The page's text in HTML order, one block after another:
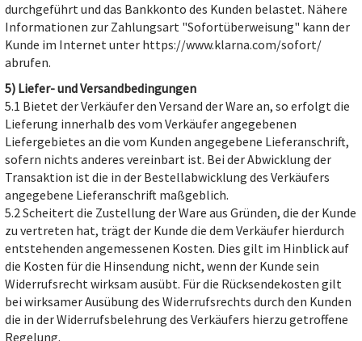
durchgeführt und das Bankkonto des Kunden belastet. Nähere
Informationen zur Zahlungsart "Sofortüberweisung" kann der
Kunde im Internet unter https://www.klarna.com/sofort/
abrufen.
5) Liefer- und Versandbedingungen
5.1 Bietet der Verkäufer den Versand der Ware an, so erfolgt die
Lieferung innerhalb des vom Verkäufer angegebenen
Liefergebietes an die vom Kunden angegebene Lieferanschrift,
sofern nichts anderes vereinbart ist. Bei der Abwicklung der
Transaktion ist die in der Bestellabwicklung des Verkäufers
angegebene Lieferanschrift maßgeblich.
5.2 Scheitert die Zustellung der Ware aus Gründen, die der Kunde
zu vertreten hat, trägt der Kunde die dem Verkäufer hierdurch
entstehenden angemessenen Kosten. Dies gilt im Hinblick auf
die Kosten für die Hinsendung nicht, wenn der Kunde sein
Widerrufsrecht wirksam ausübt. Für die Rücksendekosten gilt
bei wirksamer Ausübung des Widerrufsrechts durch den Kunden
die in der Widerrufsbelehrung des Verkäufers hierzu getroffene
Regelung.